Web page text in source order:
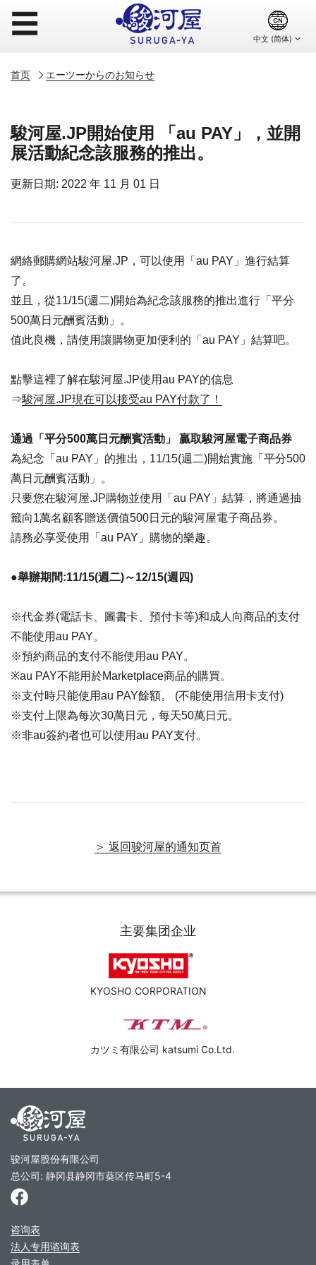
☰
首页 エーツーからのお知らせ
駿河屋.JP開始使用 「au PAY」，並開
展活動紀念該服務的推出。
更新日期: 2022 年 11 月 01 日
網絡郵購網站駿河屋.JP，可以使用「au PAY」進行結算
了。
並且，從11/15(週二)開始為紀念該服務的推出進行「平分
500萬日元酬賓活動」。
值此良機，請使用讓購物更加便利的「au PAY」結算吧。
點擊這裡了解在駿河屋.JP使用au PAY的信息
⇒駿河屋.JP現在可以接受au PAY付款了！
通過「平分500萬日元酬賓活動」 贏取駿河屋電子商品券
為紀念「au PAY」的推出，11/15(週二)開始實施「平分500
萬日元酬賓活動」。
只要您在駿河屋.JP購物並使用「au PAY」結算，將通過抽
籤向1萬名顧客贈送價值500日元的駿河屋電子商品券。
請務必享受使用「au PAY」購物的樂趣。
●舉辦期間:11/15(週二)～12/15(週四)
※代金券(電話卡、圖書卡、預付卡等)和成人向商品的支付
不能使用au PAY。
※預約商品的支付不能使用au PAY。
※au PAY不能用於Marketplace商品的購買。
※支付時只能使用au PAY餘額。 (不能使用信用卡支付)
※支付上限為每次30萬日元，每天50萬日元。
※非au簽約者也可以使用au PAY支付。
＞ 返回骏河屋的通知页首
主要集团企业
KYOSHO CORPORATION
カツミ有限公司 katsumi Co.Ltd.
骏河屋股份有限公司
总公司: 静冈县静冈市葵区传马町5-4
咨询表
法人专用谘询表